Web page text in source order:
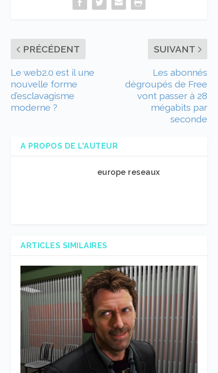
PRÉCÉDENT
Le web2.0 est il une
nouvelle forme
d’esclavagisme
moderne ?
SUIVANT
Les abonnés
dégroupés de Free
vont passer à 28
mégabits par
seconde
A PROPOS DE L'AUTEUR
europe reseaux
ARTICLES SIMILAIRES